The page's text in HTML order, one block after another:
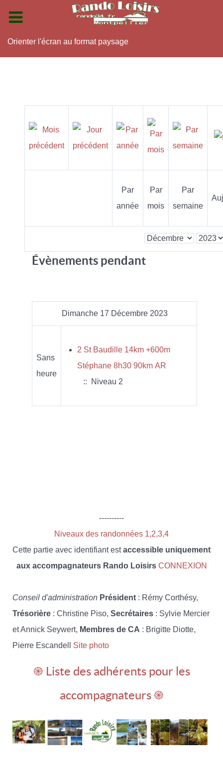
Orienter l'écran au format paysage
Par
année
Par
mois
Par
semaine
Évènements pendant
Dimanche 17 Décembre 2023
Sans
heure
2 St Baudille 14km +600m
Stéphane 8h30 90km AR
:: Niveau 2
----------
Niveaux des randonnées 1,2,3,4
Cette partie avec identifiant estaccessible uniquement
aux accompagnateurs Rando Loisirs CONNEXION
Conseil d'administration Président : Rémy Corthésy,
Trésorière : Christine Piso, Secrétaires : Sylvie Mercier
et Annick Seywert, Membres de CA : Brigitte Diotte,
Pierre Escandell Site photo
֎ Liste des adhérents pour les
accompagnateurs ֎